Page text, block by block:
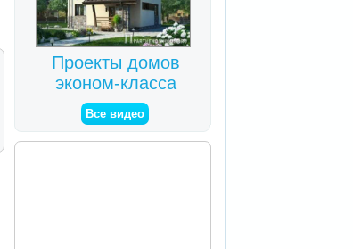
Проекты домов
эконом-класса
Все видео